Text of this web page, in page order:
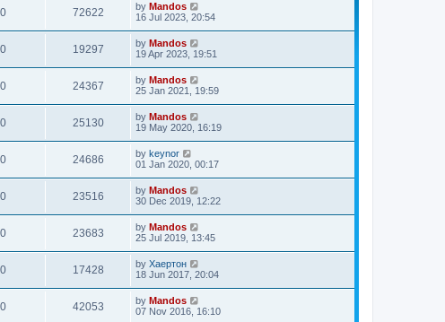
0 72622 by Mandos
16 Jul 2023, 20:54
0 19297 by Mandos
19 Apr 2023, 19:51
0 24367 by Mandos
25 Jan 2021, 19:59
0 25130 by Mandos
19 May 2020, 16:19
0 24686 by keynor
01 Jan 2020, 00:17
0 23516 by Mandos
30 Dec 2019, 12:22
0 23683 by Mandos
25 Jul 2019, 13:45
0 17428 by Хаертон
18 Jun 2017, 20:04
0 42053 by Mandos
07 Nov 2016, 16:10